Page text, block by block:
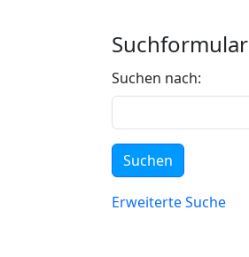
Suchformular
Suchen nach:
Erweiterte Suche